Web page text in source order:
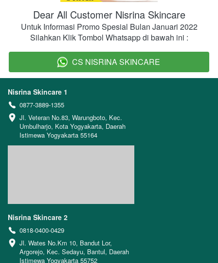
Dear All Customer Nisrina Skincare
Untuk Informasi Promo Spesial Bulan Januari 2022
Silahkan Klik Tombol Whatsapp di bawah ini :
` CS NISRINA SKINCARE
Nisrina Skincare 1
0877-3889-1355
Jl. Veteran No.83, Warungboto, Kec.
Umbulharjo, Kota Yogyakarta, Daerah
Istimewa Yogyakarta 55164
Nisrina Skincare 2
0818-0400-0429
Jl. Wates No.Km 10, Bandut Lor,
Argorejo, Kec. Sedayu, Bantul, Daerah
Istimewa Yogyakarta 55752